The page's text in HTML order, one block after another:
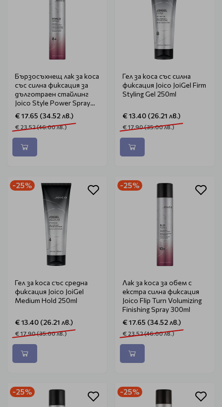
Бързосъхнещ лак за коса
със силна фиксация за
дълготраен стайлинг
Joico Style Power Spray
300ml
€ 17.65 (34.52 лв.)
€ 23.52 (46.00 лв.)
Гел за коса със силна
фиксация Joico JoiGel Firm
Styling Gel 250ml
€ 13.40 (26.21 лв.)
€ 17.90 (35.00 лв.)
-25%
Гел за коса със средна
фиксация Joico JoiGel
Medium Hold 250ml
€ 13.40 (26.21 лв.)
€ 17.90 (35.00 лв.)
-25%
Лак за коса за обем с
екстра силна фиксация
Joico Flip Turn Volumizing
Finishing Spray 300ml
€ 17.65 (34.52 лв.)
€ 23.52 (46.00 лв.)
-25% -25%